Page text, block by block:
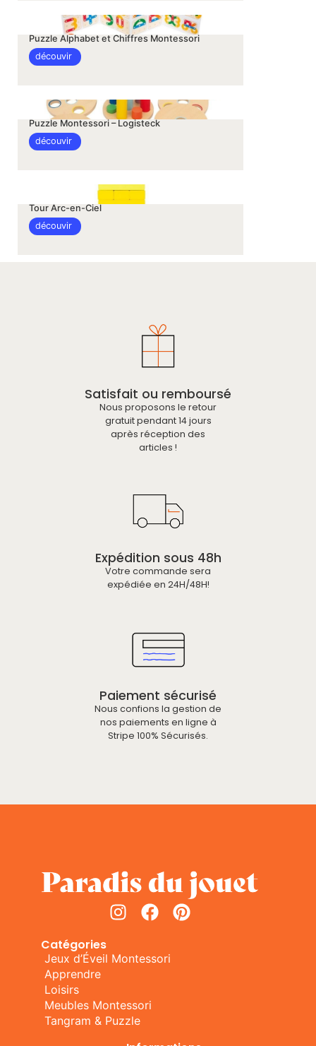
Puzzle Alphabet et Chiffres Montessori
découvir
Puzzle Montessori – Logisteck
découvir
Tour Arc-en-Ciel
découvir
Satisfait ou remboursé
Nous proposons le retour
gratuit pendant 14 jours
après réception des
articles !
Expédition sous 48h
Votre commande sera
expédiée en 24H/48H!
Paiement sécurisé
Nous confions la gestion de
nos paiements en ligne à
Stripe 100% Sécurisés.
Catégories
Jeux d’Éveil Montessori
Apprendre
Loisirs
Meubles Montessori
Tangram & Puzzle